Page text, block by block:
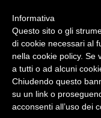
Informativa
Questo sito o gli
di cookie necessari al
nella cookie policy. Se
a tutti o ad alcuni
Chiudendo questo
su un link o
acconsenti all’uso dei